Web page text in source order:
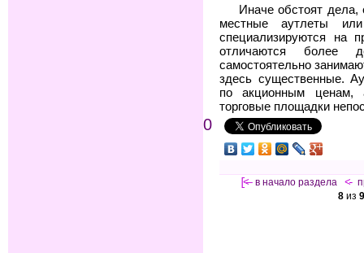
Иначе обстоят дела,
местные аутлеты
специализируются на
отличаются более
самостоятельно
здесь существенные.
по акционным ценам,
торговые площадки
0
[<— в начало раздела <-
8 из 9